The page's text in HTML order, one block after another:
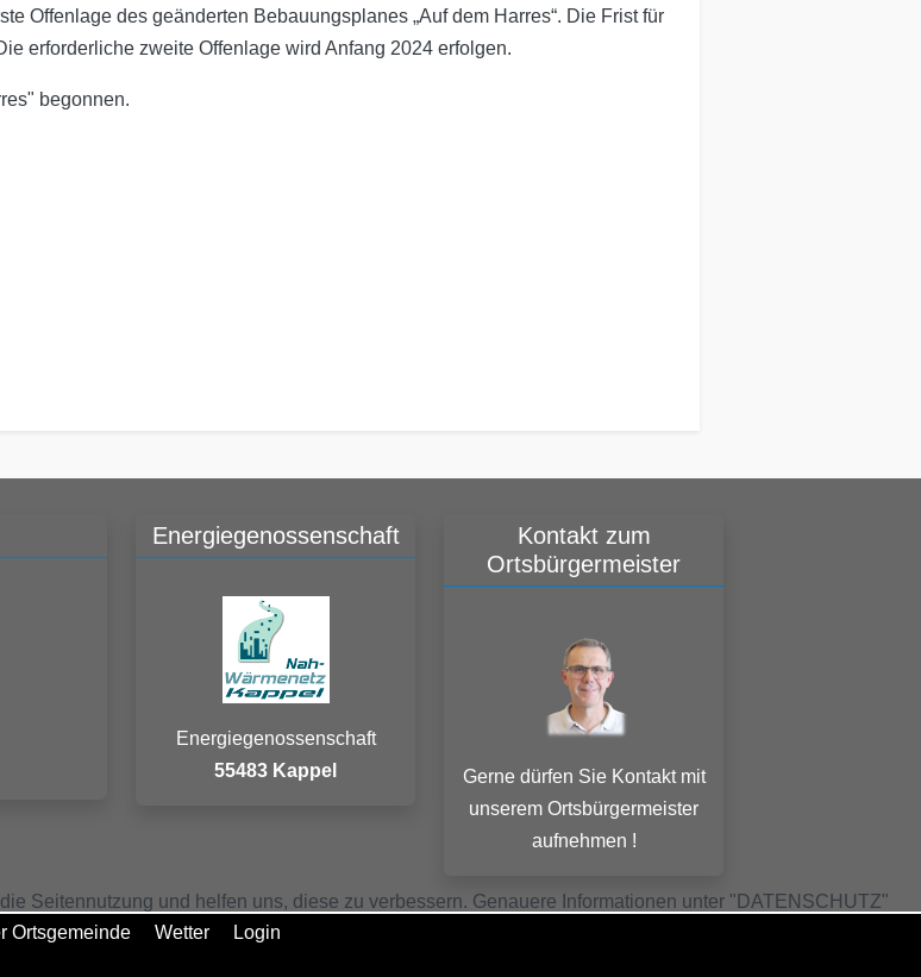
Offenlage des geänderten Bebauungsplanes „Auf dem Harres“. Die Frist für
erforderliche zweite Offenlage wird Anfang 2024 erfolgen.
begonnen.
Energiegenossenschaft
Energiegenossenschaft
55483 Kappel
Kontakt zum
Ortsbürgermeister
Gerne dürfen Sie Kontakt mit
unserem Ortsbürgermeister
aufnehmen !
Ortsgemeinde Wetter Login
Seitennutzung und helfen uns, diese zu verbessern. Genauere Informationen unter "DATENSCHUTZ"